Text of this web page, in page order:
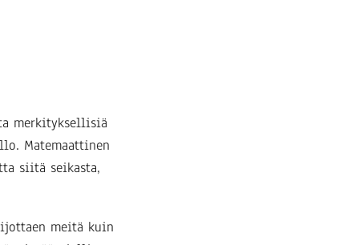
merkityksellisiä
Matemaattinen
siitä seikasta,
meitä kuin